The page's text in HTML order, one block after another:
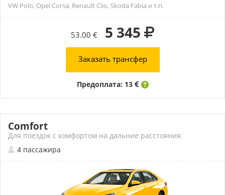
VW Polo, Opel Corsa, Renault Clio, Skoda Fabia и т.п.
53.00 € 5 345
Заказать трансфер
Предоплата: 13
Comfort
Для поездок с комфортом на дальние расстояния.
4 пассажира